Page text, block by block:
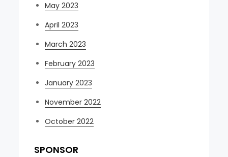
May 2023
April 2023
March 2023
February 2023
January 2023
November 2022
October 2022
SPONSOR